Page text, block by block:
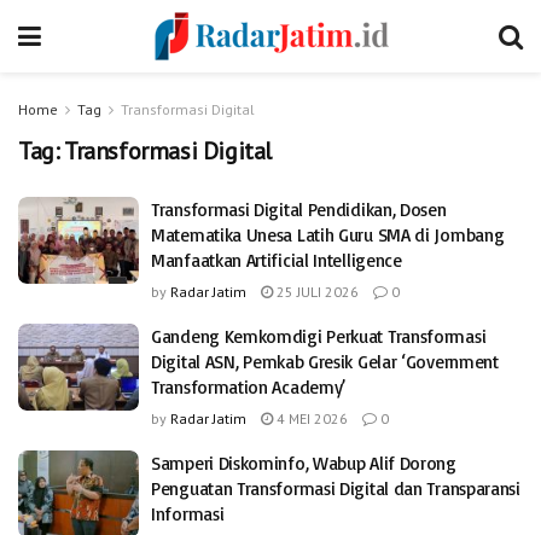
Home Tag Transformasi Digital
Tag:Transformasi Digital
Transformasi Digital Pendidikan, Dosen
Matematika Unesa Latih Guru SMA di Jombang
Manfaatkan Artificial Intelligence
by Radar Jatim 25 JULI 2026 0
Gandeng Kemkomdigi Perkuat Transformasi
Digital ASN, Pemkab Gresik Gelar ‘Government
Transformation Academy’
by Radar Jatim 4 MEI 2026 0
Samperi Diskominfo, Wabup Alif Dorong
Penguatan Transformasi Digital dan Transparansi
Informasi